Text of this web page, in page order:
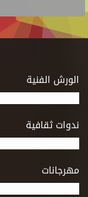
الورش الفنية
ندوات ثقافية
مهرجانات